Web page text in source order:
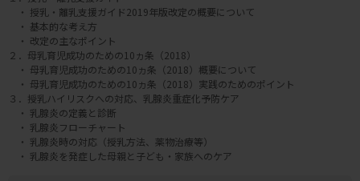
・ 授乳・離乳支援ガイド2019年版改定の概要について
・ 基本的な考え方
・ 改定の主なポイント
２．母乳育児成功のための10ヵ条（2018）
・ 母乳育児成功のための10ヵ条（2018）概要について
・ 母乳育児成功のための10ヵ条（2018）実践のためのポイント
３．授乳ハイリスクへの対応、乳腺炎重症化予防ケア
・ 乳腺炎の定義と診断
・ 乳腺炎フローチャート
・ 乳腺炎時の対応（授乳方法、薬物治療等）
・ 乳腺炎を発症した母親と子ども・家族へのケア